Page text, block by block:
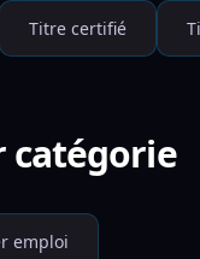
Titre certifié
catégorie
emploi